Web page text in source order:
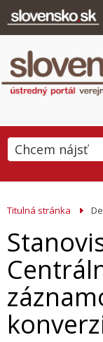
Titulná stránka